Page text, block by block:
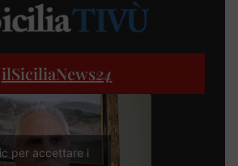
ilSiciliaNews24
per accettare i